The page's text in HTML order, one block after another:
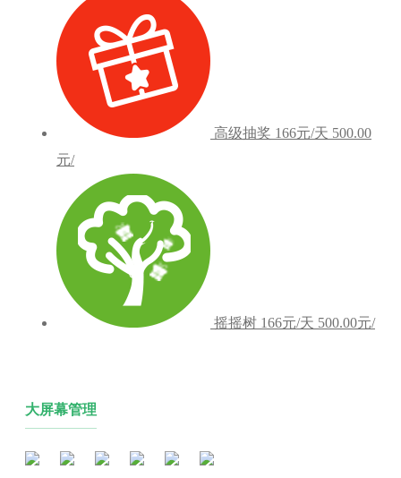
高级抽奖 166元/天 500.00
元/
摇摇树 166元/天 500.00元/
大屏幕管理